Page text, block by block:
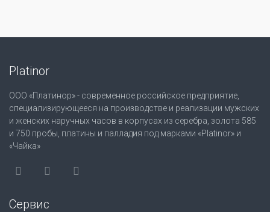
Platinor
ООО «Платинор» - современное российское предприятие,
специализирующееся на производстве и реализации мужских
и женских наручных часов в корпусах из серебра, золота 585
и 750 пробы, платины и палладия под марками «Platinor» и
«Чайка»
Сервис